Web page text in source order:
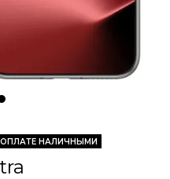
НАЛИЧНЫМИ